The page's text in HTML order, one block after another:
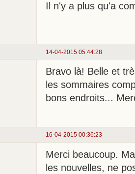
Il n'y a plus qu'a
14-04-2015 05:44:28
Bravo là! Belle et
les sommaires
bons endroits...
16-04-2015 00:36:23
Merci beaucoup.
les nouvelles, ne